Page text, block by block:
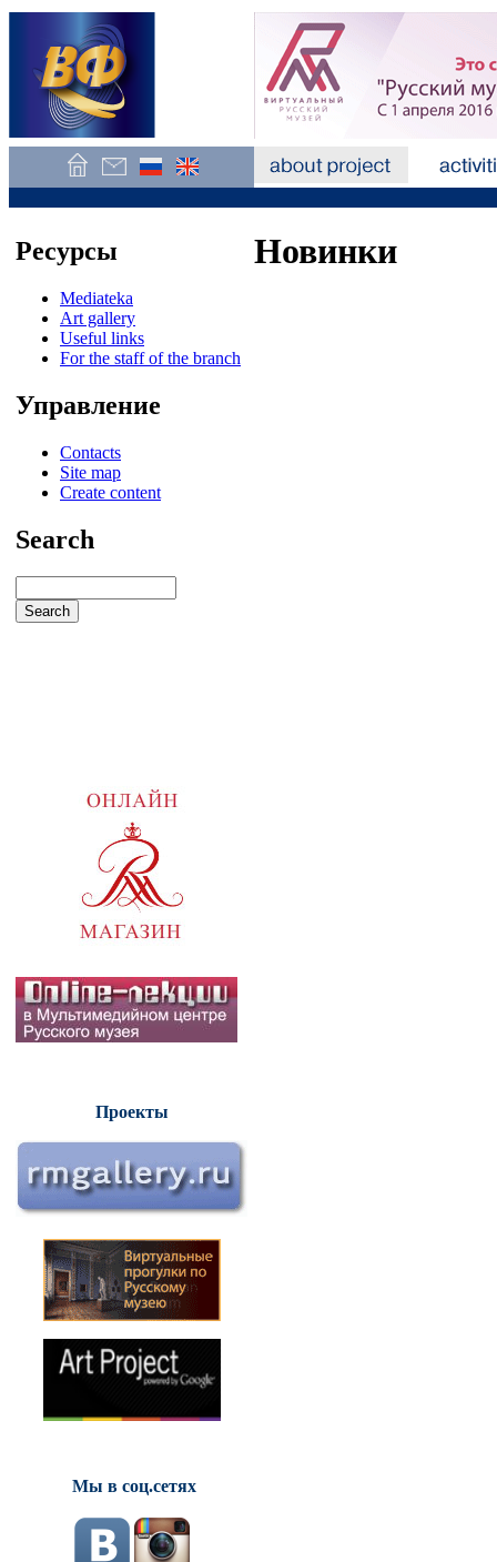
Ресурсы
Mediateka
Art gallery
Useful links
For the staff of the branch
Управление
Contacts
Site map
Create content
Search
Проекты
Мы в соц.сетях
Новинки